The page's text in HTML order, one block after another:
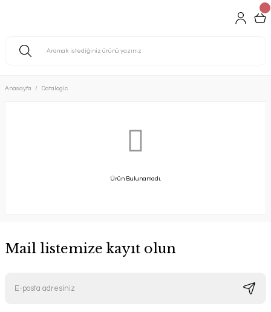
Anasayfa Datalogic
Ürün Bulunamadı.
Mail listemize kayıt olun